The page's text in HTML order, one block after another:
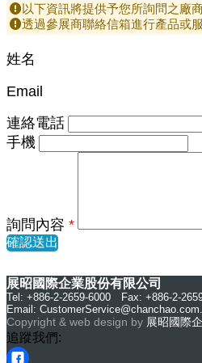
以下資訊將提供予您所詢問之廠
透過參展商聯絡信箱進行產品或
姓名
Email
連絡電話
手機
詢問內容 *
確認送出
展昭國際企業股份有限公司
Tel: +886-2-2659-6000 Fax: +886-2-
Email:
Copyright & web design by 展昭國際
追蹤我們: